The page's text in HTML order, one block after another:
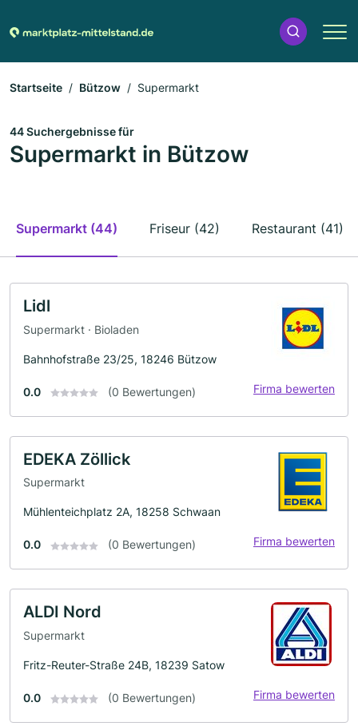
Startseite Bützow Supermarkt
44 Suchergebnisse für
Supermarkt in Bützow
Supermarkt (44) Friseur (42) Restaurant (41)
Lidl
Supermarkt · Bioladen
Bahnhofstraße 23/25, 18246 Bützow
0.0 (0 Bewertungen) Firma bewerten
EDEKA Zöllick
Supermarkt
Mühlenteichplatz 2A, 18258 Schwaan
0.0 (0 Bewertungen) Firma bewerten
ALDI Nord
Supermarkt
Fritz-Reuter-Straße 24B, 18239 Satow
0.0 (0 Bewertungen) Firma bewerten